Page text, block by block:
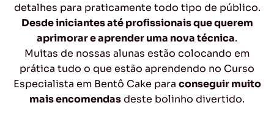
detalhes para praticamente todo tipo de público.
Desde iniciantes até profissionais que querem
aprimorar e aprender uma nova técnica.
Muitas de nossas alunas estão colocando em
prática tudo o que estão aprendendo no Curso
Especialista em Bentô Cake para conseguir muito
mais encomendasdeste bolinho divertido.